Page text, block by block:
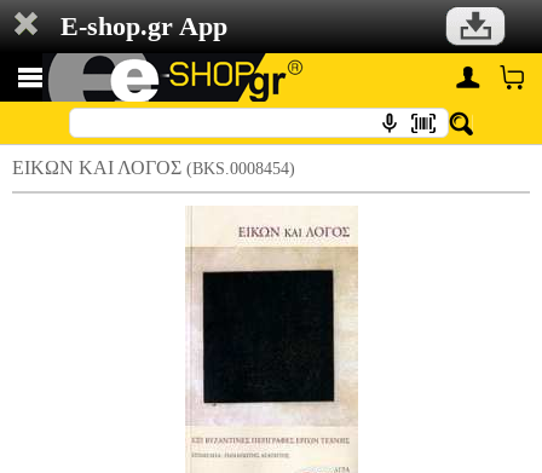
E-shop.gr App
ΕΙΚΩΝ ΚΑΙ ΛΟΓΟΣ (BKS.0008454)